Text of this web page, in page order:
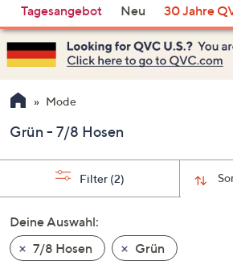
du
heute?
Vorschläge
verfügbar
sind,
verwenden
Sie
Pfeiltasten
nach
und
nach
unten
oder
Tagesangebot Neu 30 Jahre
Mode
Grün - 7/8 Hosen
Filter (2)
Deine Auswahl:
7/8 Hosen
Grün